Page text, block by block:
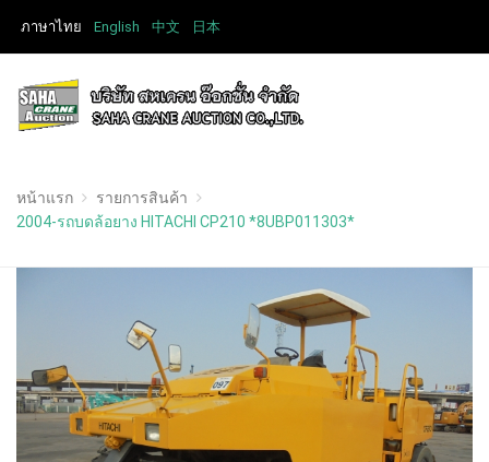
ภาษาไทย English 中文 日本
หน้าแรก
รายการสินค้า
2004-รถบดล้อยาง HITACHI CP210 *8UBP011303*